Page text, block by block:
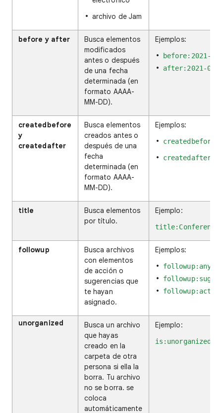
archivo de Jam
before y after
Busca elementos
modificados
antes o después
de una fecha
determinada (en
formato AAAA-
MM-DD).
Ejemplos:
before:2021-
after:2021-05-
createdbefore
y
createdafter
Busca elementos
creados antes o
después de una
fecha
determinada (en
formato AAAA-
MM-DD).
Ejemplos:
title
Busca elementos
por título.
Ejemplo:
followup
Busca archivos
con elementos
de acción o
sugerencias que
te hayan
asignado.
Ejemplos:
followup:any
unorganized
Busca un archivo
que hayas
creado en la
carpeta de otra
persona si ella la
borra. Tu archivo
no se borra. se
coloca
automáticamente
Ejemplo:
is:unorganized